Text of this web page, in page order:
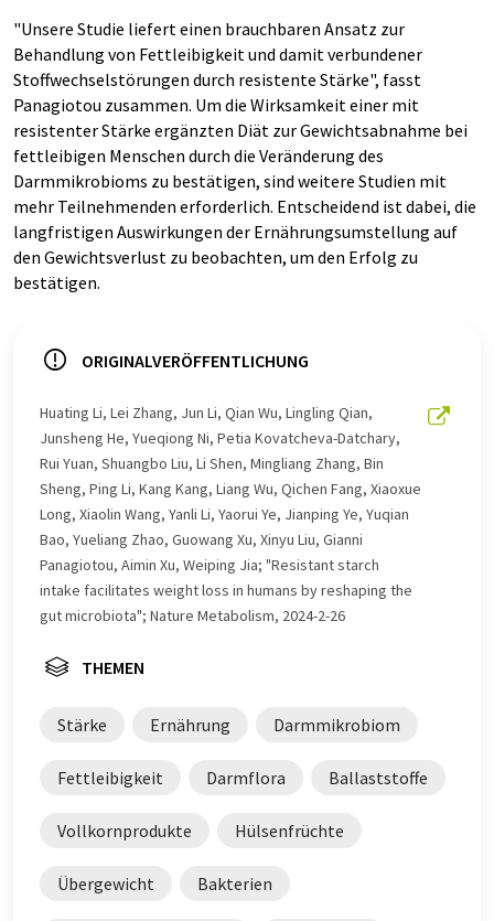
"Unsere Studie liefert einen brauchbaren Ansatz zur
Behandlung von Fettleibigkeit und damit verbundener
Stoffwechselstörungen durch resistente Stärke", fasst
Panagiotou zusammen. Um die Wirksamkeit einer mit
resistenter Stärke ergänzten Diät zur Gewichtsabnahme bei
fettleibigen Menschen durch die Veränderung des
Darmmikrobioms zu bestätigen, sind weitere Studien mit
mehr Teilnehmenden erforderlich. Entscheidend ist dabei, die
langfristigen Auswirkungen der Ernährungsumstellung auf
den Gewichtsverlust zu beobachten, um den Erfolg zu
bestätigen.
ORIGINALVERÖFFENTLICHUNG
Huating Li, Lei Zhang, Jun Li, Qian Wu, Lingling Qian,
Junsheng He, Yueqiong Ni, Petia Kovatcheva-Datchary,
Rui Yuan, Shuangbo Liu, Li Shen, Mingliang Zhang, Bin
Sheng, Ping Li, Kang Kang, Liang Wu, Qichen Fang, Xiaoxue
Long, Xiaolin Wang, Yanli Li, Yaorui Ye, Jianping Ye, Yuqian
Bao, Yueliang Zhao, Guowang Xu, Xinyu Liu, Gianni
Panagiotou, Aimin Xu, Weiping Jia; "Resistant starch
intake facilitates weight loss in humans by reshaping the
gut microbiota"; Nature Metabolism, 2024-2-26
THEMEN
Stärke Ernährung Darmmikrobiom
Fettleibigkeit Darmflora Ballaststoffe
Vollkornprodukte Hülsenfrüchte
Übergewicht Bakterien